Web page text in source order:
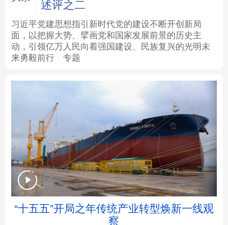
彩票 娱乐 时尚 悦读
公益 一带一路 亚太网 上市公司
地方频道
北京 天津 河北 山西
辽宁 吉林 上海 江苏
浙江 安徽 福建 江西
述评之二
习近平党建思想指引新时代党的建设不断开创新局
面，以把握大势、擘画党和国家发展前景的历史主
动，引领亿万人民向着强国建设、民族复兴的光明未
来勇毅前行
专题
“十五五”开局之年传统产业转型焕新一线观
察